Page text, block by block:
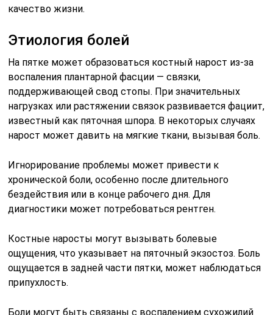
качество жизни.
Этиология болей
На пятке может образоваться костный нарост из-за
воспаления плантарной фасции — связки,
поддерживающей свод стопы. При значительных
нагрузках или растяжении связок развивается фациит,
известный как пяточная шпора. В некоторых случаях
нарост может давить на мягкие ткани, вызывая боль.
Игнорирование проблемы может привести к
хронической боли, особенно после длительного
бездействия или в конце рабочего дня. Для
диагностики может потребоваться рентген.
Костные наросты могут вызывать болевые
ощущения, что указывает на пяточный экзостоз. Боль
ощущается в задней части пятки, может наблюдаться
припухлость.
Боли могут быть связаны с воспалением сухожилий